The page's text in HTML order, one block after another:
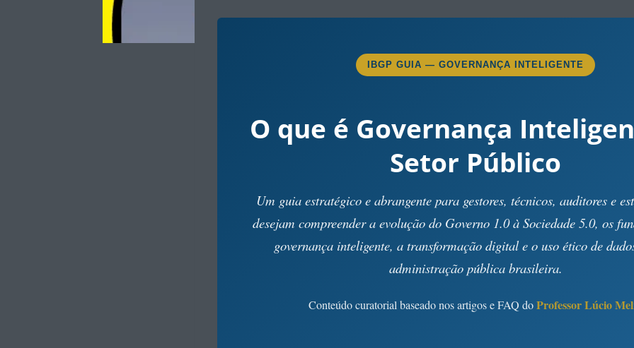
IBGP GUIA — GOVERNANÇA INTELIGENTE
O que é Governança
Setor Público
Um guia estratégico e abrangente para gestores, técnicos, auditores e
desejam compreender a evolução do Governo 1.0 à Sociedade 5.0, os
governança inteligente, a transformação digital e o uso ético de
administração pública brasileira.
Conteúdo curatorial baseado nos artigos e FAQ doProfessor Lúcio